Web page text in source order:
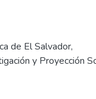
de El Salvador,
y Proyección